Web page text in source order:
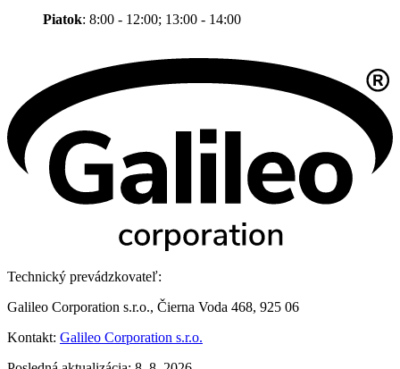
Piatok: 8:00 - 12:00; 13:00 - 14:00
Technický prevádzkovateľ:
Galileo Corporation s.r.o., Čierna Voda 468, 925 06
Kontakt: Galileo Corporation s.r.o.